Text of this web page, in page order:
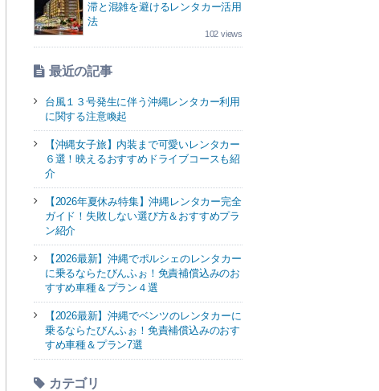
滞と混雑を避けるレンタカー活用
法
102 views
最近の記事
台風１３号発生に伴う沖縄レンタカー利用
に関する注意喚起
【沖縄女子旅】内装まで可愛いレンタカー
６選！映えるおすすめドライブコースも紹
介
【2026年夏休み特集】沖縄レンタカー完全
ガイド！失敗しない選び方＆おすすめプラ
ン紹介
【2026最新】沖縄でポルシェのレンタカー
に乗るならたびんふぉ！免責補償込みのお
すすめ車種＆プラン４選
【2026最新】沖縄でベンツのレンタカーに
乗るならたびんふぉ！免責補償込みのおす
すめ車種＆プラン7選
カテゴリ